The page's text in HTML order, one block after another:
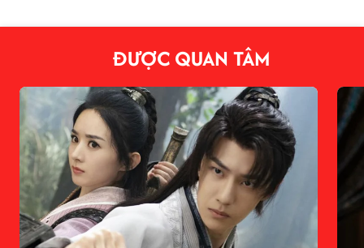
ĐƯỢC QUAN TÂM